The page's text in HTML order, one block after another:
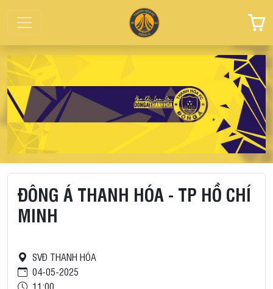
ĐÔNG Á THANH HÓA - TP HỒ CHÍ
MINH
SVĐ THANH HÓA
04-05-2025
11:00